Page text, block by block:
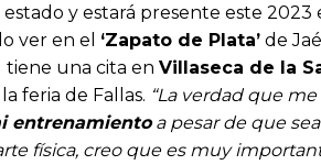
y estará presente este
ver en el ‘Zapato de Plata’ de
tiene una cita en Villaseca de la
feria de Fallas. “La verdad que
entrenamientoa pesar de que
física, creo que es muy